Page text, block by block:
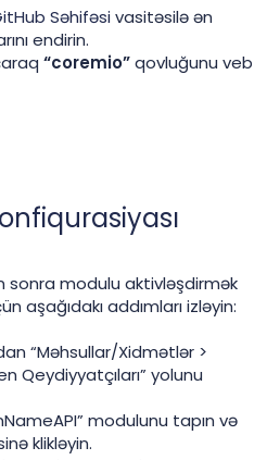
Səhifəsivasitəsilə ən
endirin.
“coremio”qovluğunu veb
sonra modulu aktivləşdirmək
aşağıdakı addımları izləyin:
“Məhsullar/Xidmətlər >
Qeydiyyatçıları” yolunu
modulunu tapın və
klikləyin.